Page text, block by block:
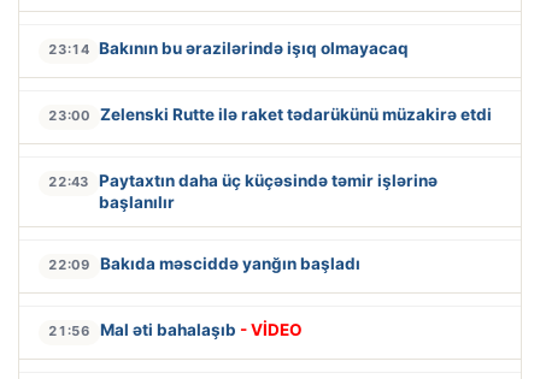
23:14 Bakının bu ərazilərində işıq olmayacaq
23:00 Zelenski Rutte ilə raket tədarükünü müzakirə etdi
22:43
Paytaxtın daha üç küçəsində təmir işlərinə
başlanılır
22:09 Bakıda məsciddə yanğın başladı
21:56 Mal əti bahalaşıb - VİDEO